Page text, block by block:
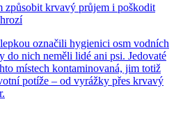
způsobit krvavý průjem i poškodit
označili hygienici osm vodních
do nich neměli lidé ani psi. Jedovaté
místech kontaminovaná, jim totiž
potíže – od vyrážky přes krvavý